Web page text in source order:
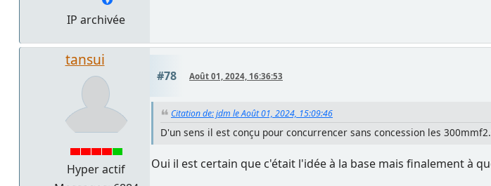
IP archivée
tansui
Hyper actif
#78 Août 01, 2024, 16:36:53
Citation de: jdm le Août 01, 2024, 15:09:46
D'un sens il est conçu pour concurrencer sans concession les
Oui il est certain que c'était l'idée à la base mais finalement à